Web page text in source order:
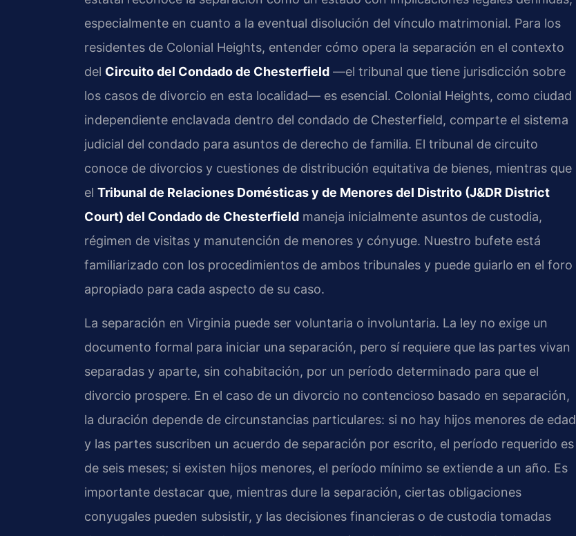
especialmente en cuanto a la eventual disolución del vínculo matrimonial. Para los
residentes de Colonial Heights, entender cómo opera la separación en el contexto
del Circuito del Condado de Chesterfield —el tribunal que tiene jurisdicción sobre
los casos de divorcio en esta localidad— es esencial. Colonial Heights, como ciudad
independiente enclavada dentro del condado de Chesterfield, comparte el sistema
judicial del condado para asuntos de derecho de familia. El tribunal de circuito
conoce de divorcios y cuestiones de distribución equitativa de bienes, mientras que
el Tribunal de Relaciones Domésticas y de Menores del Distrito (J&DR District
Court) del Condado de Chesterfield maneja inicialmente asuntos de custodia,
régimen de visitas y manutención de menores y cónyuge. Nuestro bufete está
familiarizado con los procedimientos de ambos tribunales y puede guiarlo en el foro
apropiado para cada aspecto de su caso.
La separación en Virginia puede ser voluntaria o involuntaria. La ley no exige un
documento formal para iniciar una separación, pero sí requiere que las partes vivan
separadas y aparte, sin cohabitación, por un período determinado para que el
divorcio prospere. En el caso de un divorcio no contencioso basado en separación,
la duración depende de circunstancias particulares: si no hay hijos menores de edad
y las partes suscriben un acuerdo de separación por escrito, el período requerido es
de seis meses; si existen hijos menores, el período mínimo se extiende a un año. Es
importante destacar que, mientras dure la separación, ciertas obligaciones
conyugales pueden subsistir, y las decisiones financieras o de custodia tomadas